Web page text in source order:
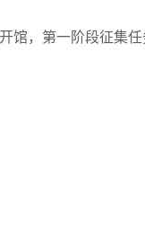
，第一阶段征集任